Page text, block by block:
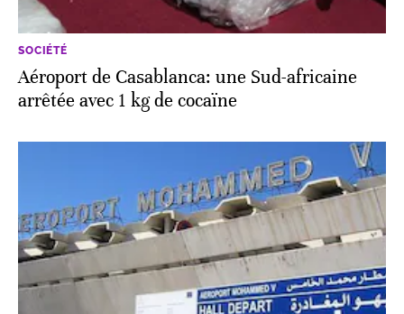
SOCIÉTÉ
Aéroport de Casablanca: une Sud-africaine
arrêtée avec 1 kg de cocaïne